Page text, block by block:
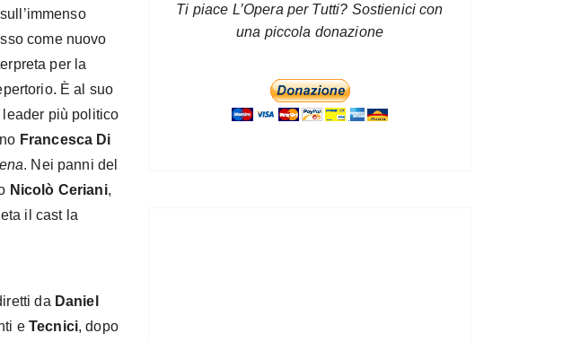
come nuovo
per la
È al suo
più politico
Francesca Di
. Nei panni del
Nicolò Ceriani,
il cast la
da Daniel
e Tecnici, dopo
Ti piace L’Opera per Tutti? Sostienici con
una piccola donazione